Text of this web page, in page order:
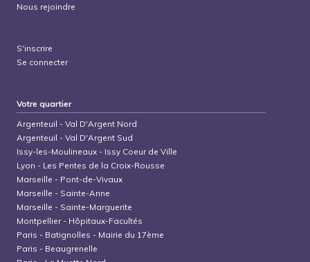
Nous rejoindre
S'inscrire
Se connecter
Votre quartier
Argenteuil -Val D'Argent Nord
Argenteuil -Val D'Argent Sud
Issy-les-Moulineaux - Issy Coeur de Ville
Lyon - Les Pentes de la Croix-Rousse
Marseille - Pont-de-Vivaux
Marseille - Sainte-Anne
Marseille - Sainte-Marguerite
Montpellier- Hôpitaux-Facultés
Paris - Batignolles - Mairie du 17ème
Paris - Beaugrenelle